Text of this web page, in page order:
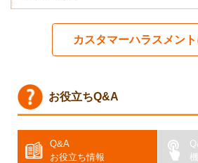
カスタマーハラスメン